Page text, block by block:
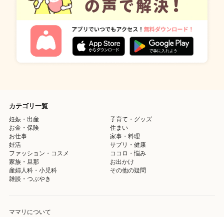
カテゴリ一覧
妊娠・出産
子育て・グッズ
お金・保険
住まい
お仕事
家事・料理
妊活
サプリ・健康
ファッション・コスメ
ココロ・悩み
家族・旦那
お出かけ
産婦人科・小児科
その他の疑問
雑談・つぶやき
ママリについて